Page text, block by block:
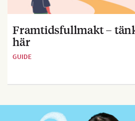
Framtidsfullmakt –
här
GUIDE